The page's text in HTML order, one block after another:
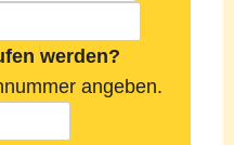
werden?
angeben.